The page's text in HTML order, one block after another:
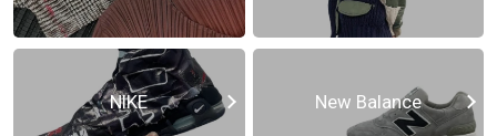
NIKE New Balance